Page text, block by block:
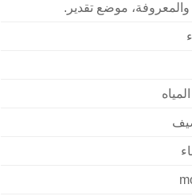
والمعروفة، موضع تقدير.